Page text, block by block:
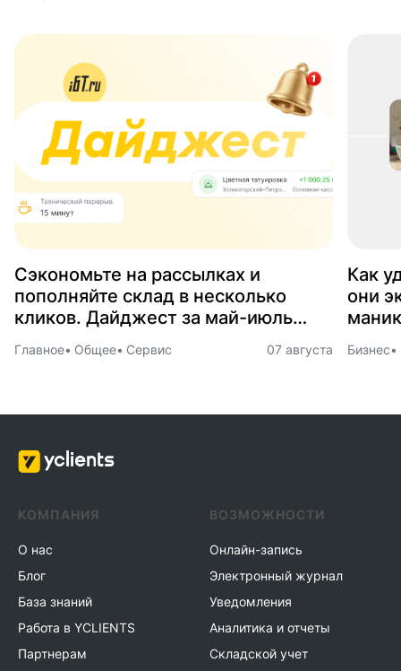
Сэкономьте на рассылках и
пополняйте склад в несколько
кликов. Дайджест за май-июль
2026
Главное Общее Сервис 07 августа
Как
они
Бизнес
КОМПАНИЯ
О нас
Блог
База знаний
Работа в YCLIENTS
Партнерам
ВОЗМОЖНОСТИ
Онлайн-запись
Электронный журнал
Уведомления
Аналитика и отчеты
Складской учет